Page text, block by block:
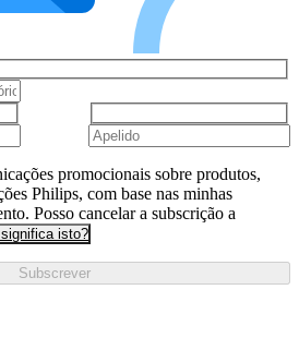
promocionais sobre produtos,
Philips, com base nas minhas
Posso cancelar a subscrição a
isto?
Subscrever